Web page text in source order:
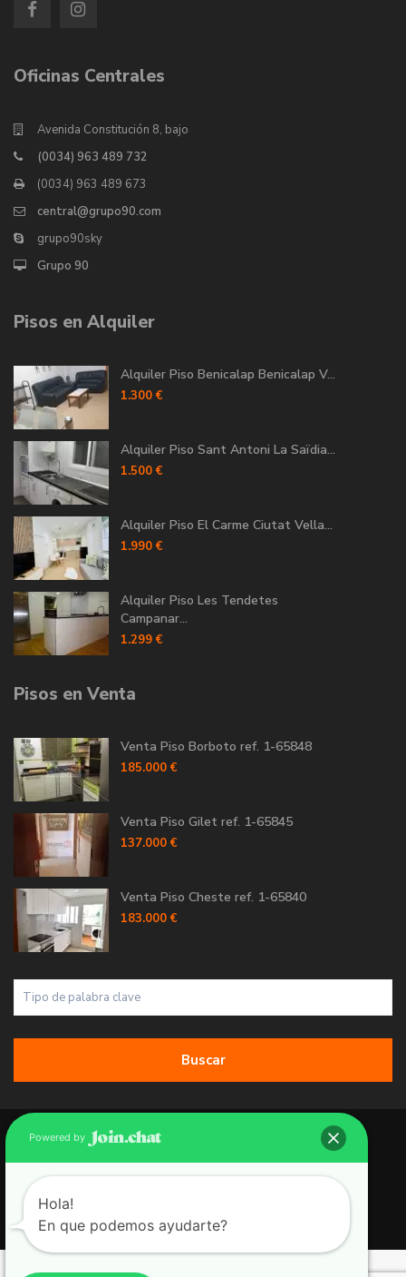
Oficinas Centrales
Avenida Constitución 8, bajo
(0034) 963 489 732
(0034) 963 489 673
central@grupo90.com
grupo90sky
Grupo 90
Pisos en Alquiler
Alquiler Piso Benicalap Benicalap V...
1.300 €
Alquiler Piso Sant Antoni La Saïdia...
1.500 €
Alquiler Piso El Carme Ciutat Vella...
1.990 €
Alquiler Piso Les Tendetes
Campanar...
1.299 €
Pisos en Venta
Venta Piso Borboto ref. 1-65848
185.000 €
Venta Piso Gilet ref. 1-65845
137.000 €
Venta Piso Cheste ref. 1-65840
183.000 €
Buscar
Copyright 2026 | Grupo 90 inmobiliarias. All Rights Reserved.
Política de Cookies
Política de Privacidad
Aviso Legal
Powered by
Hola!
En que podemos ayudarte?